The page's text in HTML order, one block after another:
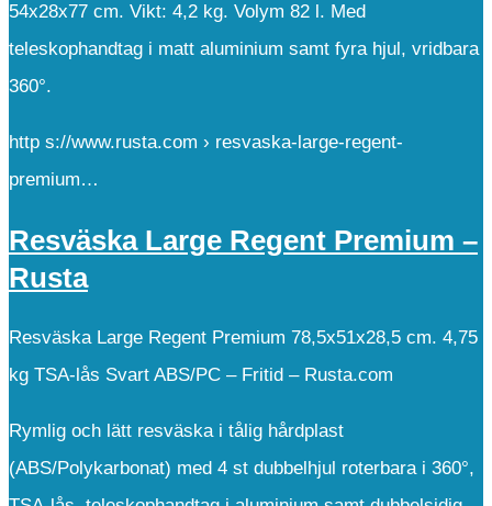
54x28x77 cm. Vikt: 4,2 kg. Volym 82 l. Med
teleskophandtag i matt aluminium samt fyra hjul, vridbara
360°.
http s://www.rusta.com › resvaska-large-regent-
premium…
Resväska Large Regent Premium –
Rusta
Resväska Large Regent Premium 78,5x51x28,5 cm. 4,75
kg TSA-lås Svart ABS/PC – Fritid – Rusta.com
Rymlig och lätt resväska i tålig hårdplast
(ABS/Polykarbonat) med 4 st dubbelhjul roterbara i 360°,